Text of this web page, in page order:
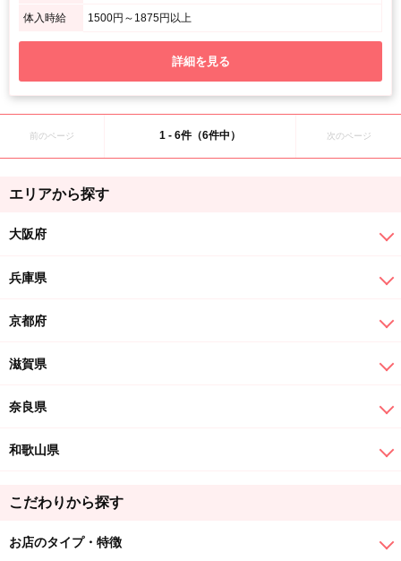
体入時給 1500円～1875円以上
詳細を見る
前のページ 1 - 6件（6件中） 次のページ
エリアから探す
大阪府
兵庫県
京都府
滋賀県
奈良県
和歌山県
こだわりから探す
お店のタイプ・特徴